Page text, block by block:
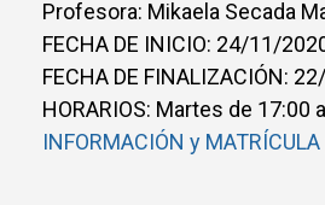
Profesora: Mikaela Secada
FECHA DE INICIO: 24/11/
FECHA DE FINALIZACIÓN:
HORARIOS: Martes de 17:00
INFORMACIÓN y